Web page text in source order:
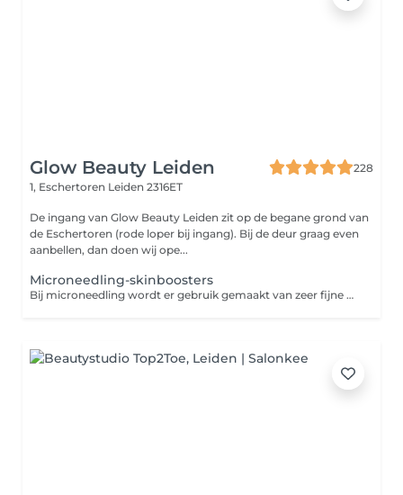
Glow Beauty Leiden
228
1, Eschertoren Leiden 2316ET
De ingang van Glow Beauty Leiden zit op de begane grond van
de Eschertoren (rode loper bij ingang). Bij de deur graag even
aanbellen, dan doen wij ope...
Microneedling-skinboosters
Bij microneedling wordt er gebruik gemaakt van zeer fijne naaldjes die op hoog tempo vibreren in de huid. Zo maken de naaldjes kleine verticale geultjes in de huid waardoor de aanmaak van collageen en elastine wordt gestimuleerd. Dit levert een egalere en stevigere huid op. Ook worden acnelittekens en fijne lijntjes minder zichtbaar. Wij bieden verschillende boosts voor de huid. Geadviseerd wordt om de behandelingen in kuurverband te doen. Ongeveer 2-4x waarbij er steeds een pauze is van 4 weken. In kuurverband kan er een pakketprijs worden afgenomen. Informeer naar de mogelijkheden. Op basis van de huidconditie bekijken we welke ingredienten gebruikt gaan worden. Vit C-boost De vitamine C boost, oftewel de Glow facial is een zeer populaire behandeling omwille van zijn hoge dosering aan vitamine C. De behandeling bij uitstek om de huid te versterken tegen schadelijke invloeden van de zon Deze behandeling zijn twee effectieve methodes gecombineerd in 1 behandeling; microneedling en een hoog gedoseerde vitamine C peeling. Door deze combinatie is de intensiteit hoger. Er wordt een vitamine C peeling aangebracht die dankzij de microneedling nog beter wordt opgenomen door de huid. Beide technieken hebben als doel het vernieuwen van de huid voor een egale huid en het verminderen van fijne lijntjes, zonschade, grove poriën en rimpels. Direct na de behandeling vertoont de huid een zeer mooie Glow. Hyaluronboost Is de huid vermoeid, futloos en vertoont deze fijne lijntjes en droogte? Dan is de hyaluronboost zeer geschikt! De microneedling wordt gecombineerd met een ultrageconcentreerd serum met hyaluronzuur, een mooie werkzame stof die bewezen een boost geeft aan de stevigheid van de huid ( collageenaanmaak ), een mooie glans geeft en de hydratatie bevordert.